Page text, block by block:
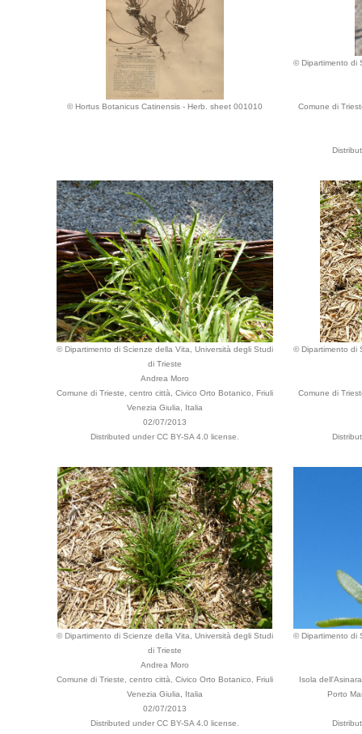
© Hortus Botanicus Catinensis - Herb. sheet 001010
© Dipartimento di
Comune di
© Dipartimento di Scienze della Vita, Università degli Studi
di Trieste
Andrea Moro
Comune di Trieste, centro città, Civico Orto Botanico, Friuli
Venezia Giulia, Italia
02/07/2013
Distributed under CC BY-SA 4.0 license.
© Dipartimento di
Comune di
© Dipartimento di Scienze della Vita, Università degli Studi
di Trieste
Andrea Moro
Comune di Trieste, centro città, Civico Orto Botanico, Friuli
Venezia Giulia, Italia
02/07/2013
Distributed under CC BY-SA 4.0 license.
© Dipartimento di
Isola
Porto